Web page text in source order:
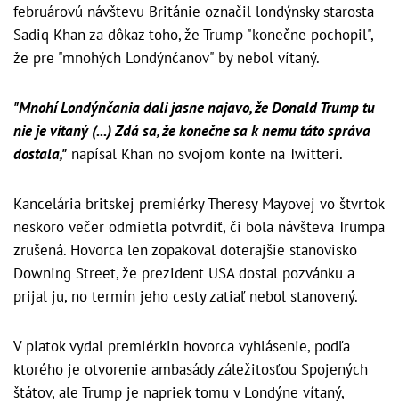
februárovú návštevu Británie označil londýnsky starosta
Sadiq Khan za dôkaz toho, že Trump "konečne pochopil",
že pre "mnohých Londýnčanov" by nebol vítaný.
"Mnohí Londýnčania dali jasne najavo, že Donald Trump tu
nie je vítaný (...) Zdá sa, že konečne sa k nemu táto správa
dostala," napísal Khan no svojom konte na Twitteri.
Kancelária britskej premiérky Theresy Mayovej vo štvrtok
neskoro večer odmietla potvrdiť, či bola návšteva Trumpa
zrušená. Hovorca len zopakoval doterajšie stanovisko
Downing Street, že prezident USA dostal pozvánku a
prijal ju, no termín jeho cesty zatiaľ nebol stanovený.
V piatok vydal premiérkin hovorca vyhlásenie, podľa
ktorého je otvorenie ambasády záležitosťou Spojených
štátov, ale Trump je napriek tomu v Londýne vítaný,